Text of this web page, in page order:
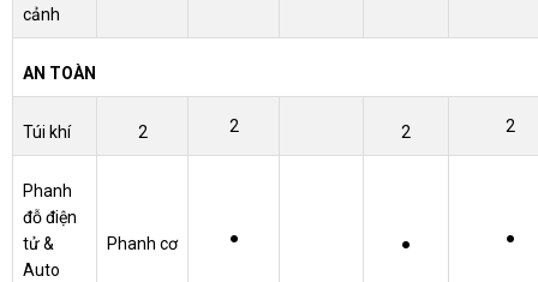
cảnh
AN TOÀN
Túi khí 2 2 2 2
Phanh
đỗ điện
tử &
Auto
Phanh cơ ● ● ●